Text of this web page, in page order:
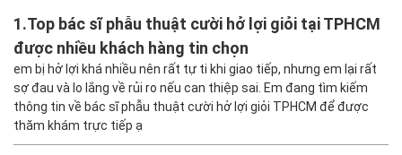
1.Top bác sĩ phẫu thuật cười hở lợi giỏi tại TPHCM
được nhiều khách hàng tin chọn
em bị hở lợi khá nhiều nên rất tự ti khi giao tiếp, nhưng em lại rất
sợ đau và lo lắng về rủi ro nếu can thiệp sai. Em đang tìm kiếm
thông tin về bác sĩ phẫu thuật cười hở lợi giỏi TPHCM để được
thăm khám trực tiếp ạ